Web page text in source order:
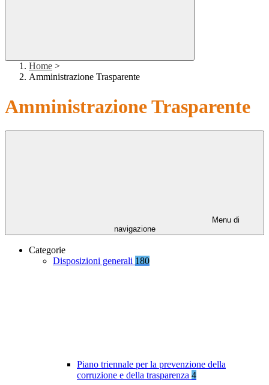
Home >
Amministrazione Trasparente
Amministrazione Trasparente
Menu di
navigazione
Categorie
Disposizioni generali 180
Piano triennale per la prevenzione della
corruzione e della trasparenza 4